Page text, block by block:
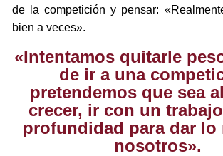
de la competición y pensar:
bien a veces».
«Intentamos quitarle
de ir a una
pretendemos que sea
crecer, ir con un
profundidad para dar lo
nosotros».